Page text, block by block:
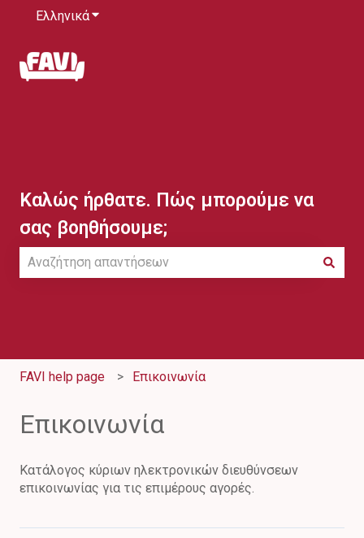
ΕλληνικάΕμφάνιση υπομενού για μεταφράσεις
Καλώς ήρθατε. Πώς μπορούμε να
σας βοηθήσουμε;
FAVI help page Επικοινωνία
Επικοινωνία
Κατάλογος κύριων ηλεκτρονικών διευθύνσεων
επικοινωνίας για τις επιμέρους αγορές.